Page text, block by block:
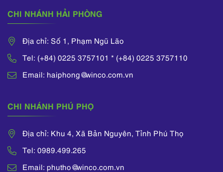
CHI NHÁNH HẢI PHÒNG
Địa chỉ: Số 1, Phạm Ngũ Lão
Tel: (+84) 0225 3757101 * (+84) 0225 3757110
Email: haiphong@winco.com.vn
CHI NHÁNH PHÚ PHỌ
Địa chỉ: Khu 4, Xã Bản Nguyên, Tỉnh Phú Thọ
Tel: 0989.499.265
Email: phutho@winco.com.vn